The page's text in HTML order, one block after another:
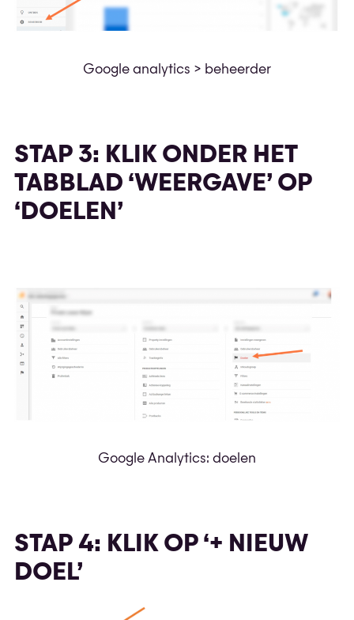
Google analytics > beheerder
STAP 3: KLIK ONDER HET
TABBLAD ‘WEERGAVE’ OP
‘DOELEN’
Google Analytics: doelen
STAP 4: KLIK OP ‘+ NIEUW
DOEL’